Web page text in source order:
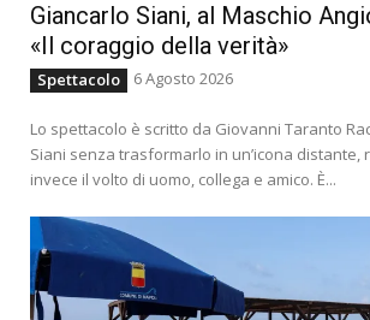
Giancarlo Siani, al Maschio
«Il coraggio della verità»
Spettacolo 6 Agosto 2026
Lo spettacolo è scritto da Giovanni Taranto
Siani senza trasformarlo in un’icona distante,
invece il volto di uomo, collega e amico. È...